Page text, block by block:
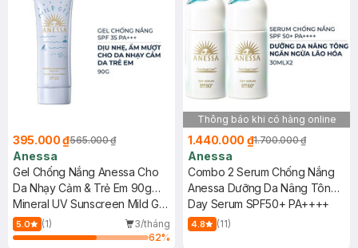
395.000 ₫565.000 ₫
Anessa
Gel Chống Nắng Anessa Cho
Da Nhạy Cảm & Trẻ Em 90g
(Mới)
Mineral UV Sunscreen Mild Gel
(For Sensitive Skin)
SPF35/PA+++
5.0 (1)
3/tháng
62%
Thông báo khi có hàng online
1.440.000 ₫1.700.000 ₫
Anessa
Combo 2 Serum Chống Nắng
Anessa Dưỡng Da Nâng Tông
30ml
Day Serum SPF50+ PA++++
4.8 (11)